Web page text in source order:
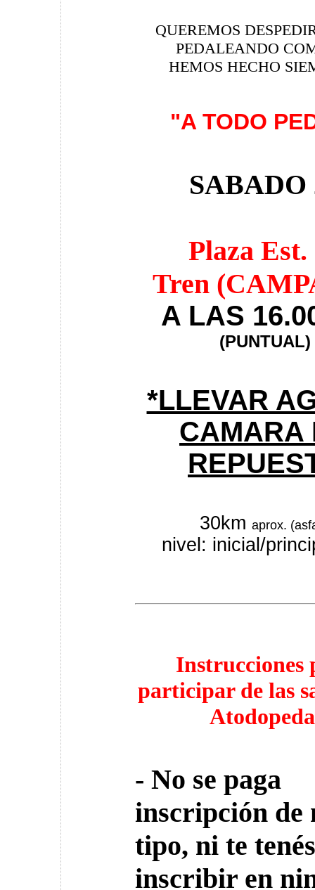
QUEREMOS
PEDALEANDO
HEMOS HECHO
"A TODO
SABADO
Plaza Est.
Tren
A LAS
(PUNTUAL)
*LLEVAR
CAMARA
30km aprox.
nivel: inicial/
Instrucciones
participar de las
- No se paga
inscripción de
tipo, ni te
inscribir en